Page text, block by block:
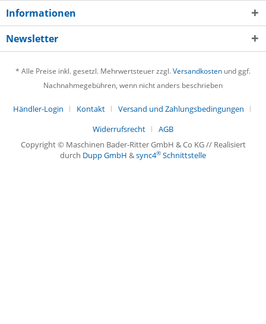
Informationen
Newsletter
* Alle Preise inkl. gesetzl. Mehrwertsteuer zzgl.Versandkosten und ggf.
Nachnahmegebühren, wenn nicht anders beschrieben
Händler-Login Kontakt
Versand und Zahlungsbedingungen
Widerrufsrecht
AGB
Copyright © Maschinen Bader-Ritter GmbH & Co KG // Realisiert
durch Dupp GmbH &sync4® Schnittstelle